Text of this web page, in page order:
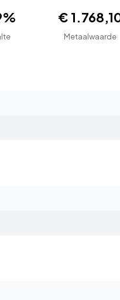
€
Metaalwaarde